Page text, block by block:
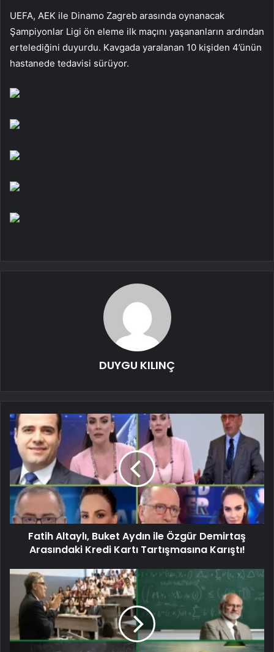
UEFA, AEK ile Dinamo Zagreb arasında oynanacak
Şampiyonlar Ligi ön eleme ilk maçını yaşananların ardından
ertelediğini duyurdu. Kavgada yaralanan 10 kişiden 4’ünün
hastanede tedavisi sürüyor.
DUYGU KILINÇ
Fatih Altaylı, Buket Aydın ile Özgür Demirtaş
Arasındaki Kredi Kartı Tartışmasına Karıştı!